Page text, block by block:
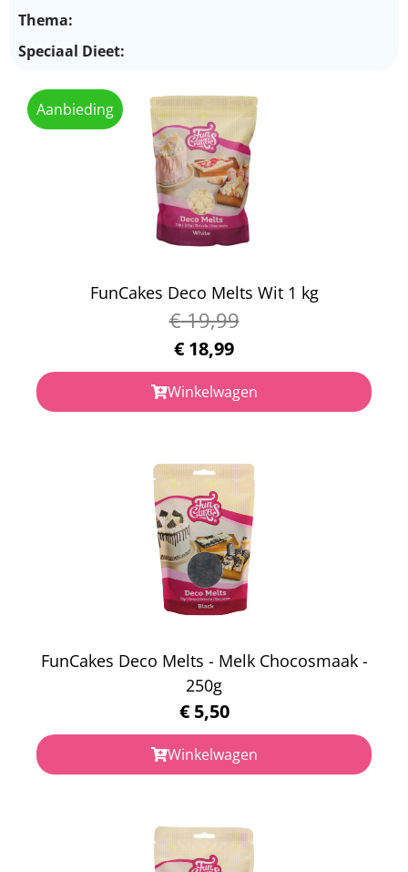
Thema:
Speciaal Dieet:
Aanbieding
FunCakes Deco Melts Wit 1 kg
€19,99
€ 18,99
Winkelwagen
FunCakes Deco Melts - Melk Chocosmaak -
250g
€5,50
Winkelwagen